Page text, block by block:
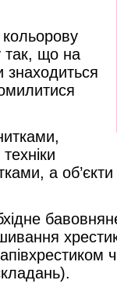
так, що на
знаходиться
а